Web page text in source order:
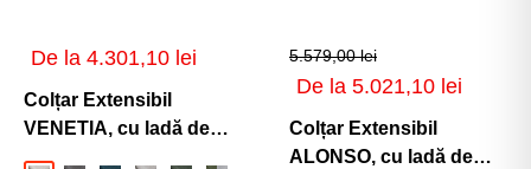
Preț
vânzare
De la 4.301,10 lei
Colțar Extensibil
VENETIA, cu ladă de
depozitare, variante
Preț
vânzare
De la 5.021,10 lei
5.579,00 lei
Colțar Extensibil
ALONSO, cu ladă de